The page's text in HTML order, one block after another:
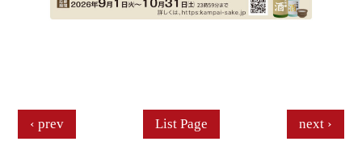
prev List Page next